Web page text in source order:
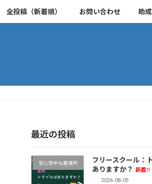
全投稿（新着順） お問い合わせ 助
最近の投稿
安心安全な居場所
フリースクール：
ありますか？ 新着!!
2026-08-05